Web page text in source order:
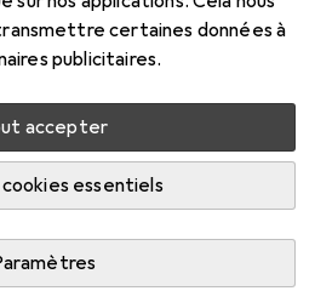
certaines données à
publicitaires.
accepter
cookies essentiels
au panier